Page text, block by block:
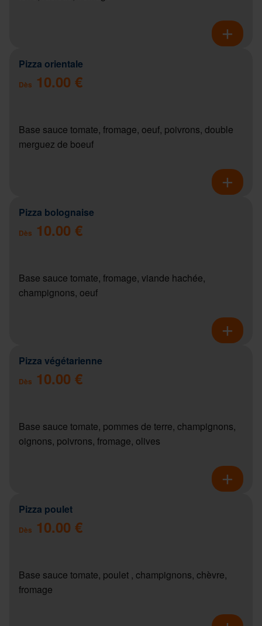
Pizza orientale
Dès 10.00 €
Base sauce tomate, fromage, oeuf, poivrons, double
merguez de boeuf
Pizza bolognaise
Dès 10.00 €
Base sauce tomate, fromage, viande hachée,
champignons, oeuf
Pizza végétarienne
Dès 10.00 €
Base sauce tomate, pommes de terre, champignons,
oignons, poivrons, fromage, olives
Pizza poulet
Dès 10.00 €
Base sauce tomate, poulet , champignons, chèvre,
fromage